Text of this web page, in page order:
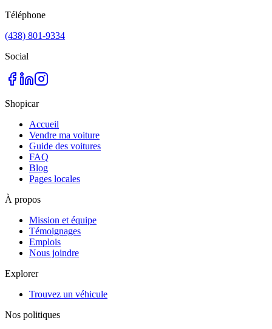
Téléphone
(438) 801-9334
Social
Shopicar
Accueil
Vendre ma voiture
Guide des voitures
FAQ
Blog
Pages locales
À propos
Mission et équipe
Témoignages
Emplois
Nous joindre
Explorer
Trouvez un véhicule
Nos politiques